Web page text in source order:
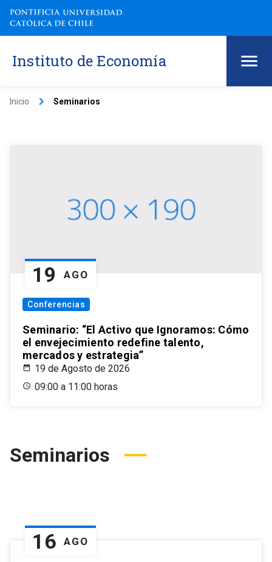
Instituto de Economía
Inicio keyboard_arrow_right Seminarios
19 AGO
Conferencias
Seminario: “El Activo que Ignoramos: Cómo
el envejecimiento redefine talento,
mercados y estrategia”
19 de Agosto de 2026
09:00 a 11:00 horas
Seminarios
16 AGO